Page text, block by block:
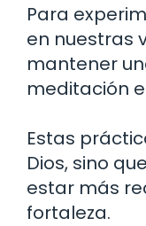
Para
en nuestras
mantener
meditación
Estas
Dios, sino
estar más
fortaleza.